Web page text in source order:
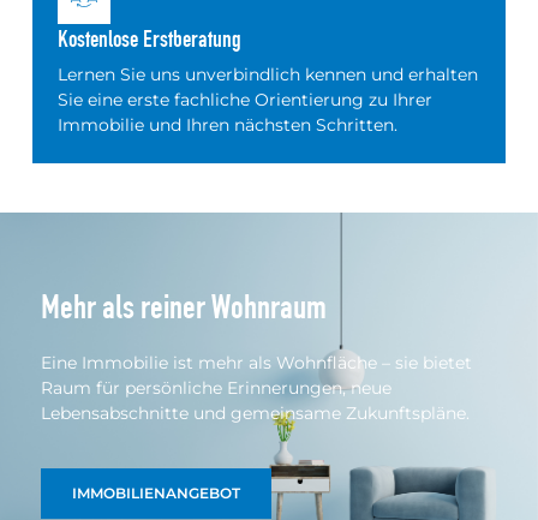
Kostenlose Erstberatung
Lernen Sie uns unverbindlich kennen und erhalten
Sie eine erste fachliche Orientierung zu Ihrer
Immobilie und Ihren nächsten Schritten.
Mehr als reiner Wohnraum
Eine Immobilie ist mehr als Wohnfläche – sie bietet
Raum für persönliche Erinnerungen, neue
Lebensabschnitte und gemeinsame Zukunftspläne.
IMMOBILIENANGEBOT